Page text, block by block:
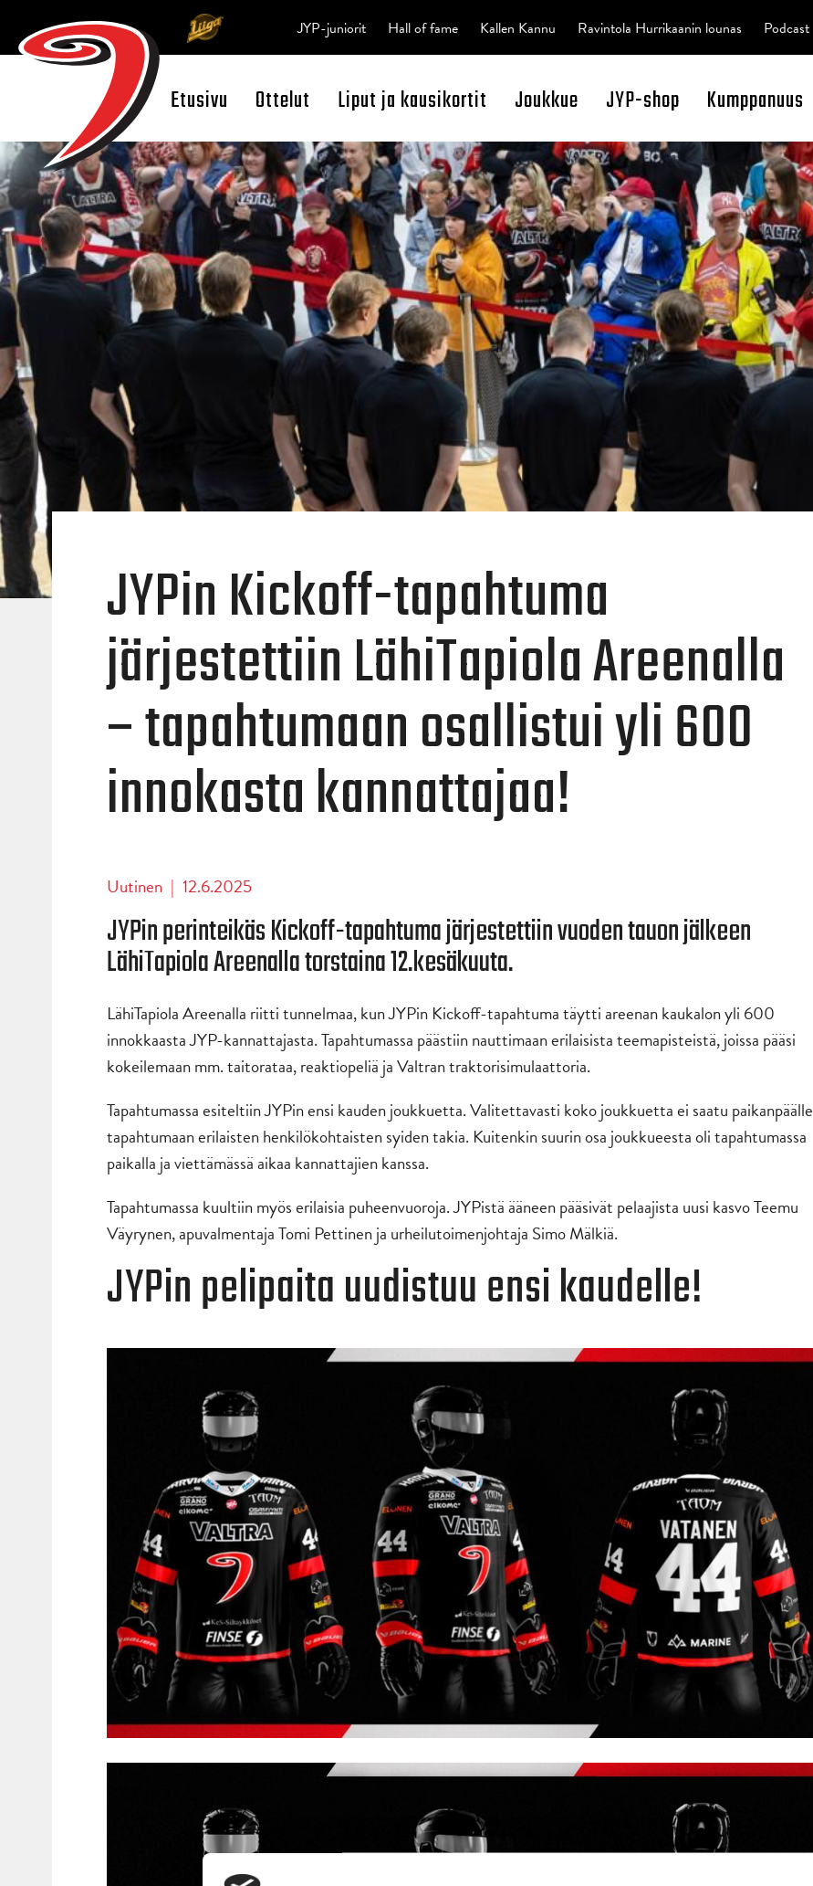
Open Search
Etusivu Ottelut Liput ja kausikortit Joukkue JYP-shop Kumppanuus
JYP-juniorit Hall of fame Kallen Kannu Ravintola Hurrikaanin lounas Podcast
JYPin Kickoff-tapahtuma
järjestettiin LähiTapiola Areenalla
– tapahtumaan osallistui yli 600
innokasta kannattajaa!
Uutinen | 12.6.2025
JYPin perinteikäsKickoff-tapahtuma järjestettiin vuoden tauon jälkeen
LähiTapiola Areenalla torstaina 12.kesäkuuta.
LähiTapiola Areenalla riitti tunnelmaa, kun JYPin Kickoff-tapahtuma täytti areenan kaukalon yli 600
innokkaasta JYP-kannattajasta. Tapahtumassa päästiin nauttimaan erilaisista teemapisteistä, joissa pääsi
kokeilemaan mm. taitorataa, reaktiopeliä ja Valtran traktorisimulaattoria.
Tapahtumassa esiteltiin JYPin ensi kauden joukkuetta. Valitettavasti koko joukkuetta ei saatu paikanpäälle
tapahtumaan erilaisten henkilökohtaisten syiden takia. Kuitenkin suurin osa joukkueesta oli tapahtumassa
paikalla ja viettämässä aikaa kannattajien kanssa.
Tapahtumassa kuultiin myös erilaisia puheenvuoroja. JYPistä ääneen pääsivät pelaajista uusi kasvo Teemu
Väyrynen, apuvalmentaja Tomi Pettinen ja urheilutoimenjohtaja Simo Mälkiä.
JYPin pelipaita uudistuu ensi kaudelle!